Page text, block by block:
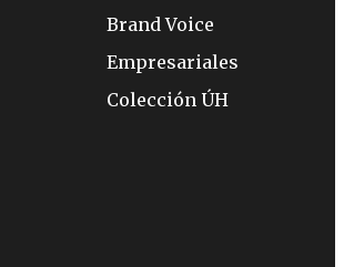
Brand Voice
Empresariales
Colección ÚH